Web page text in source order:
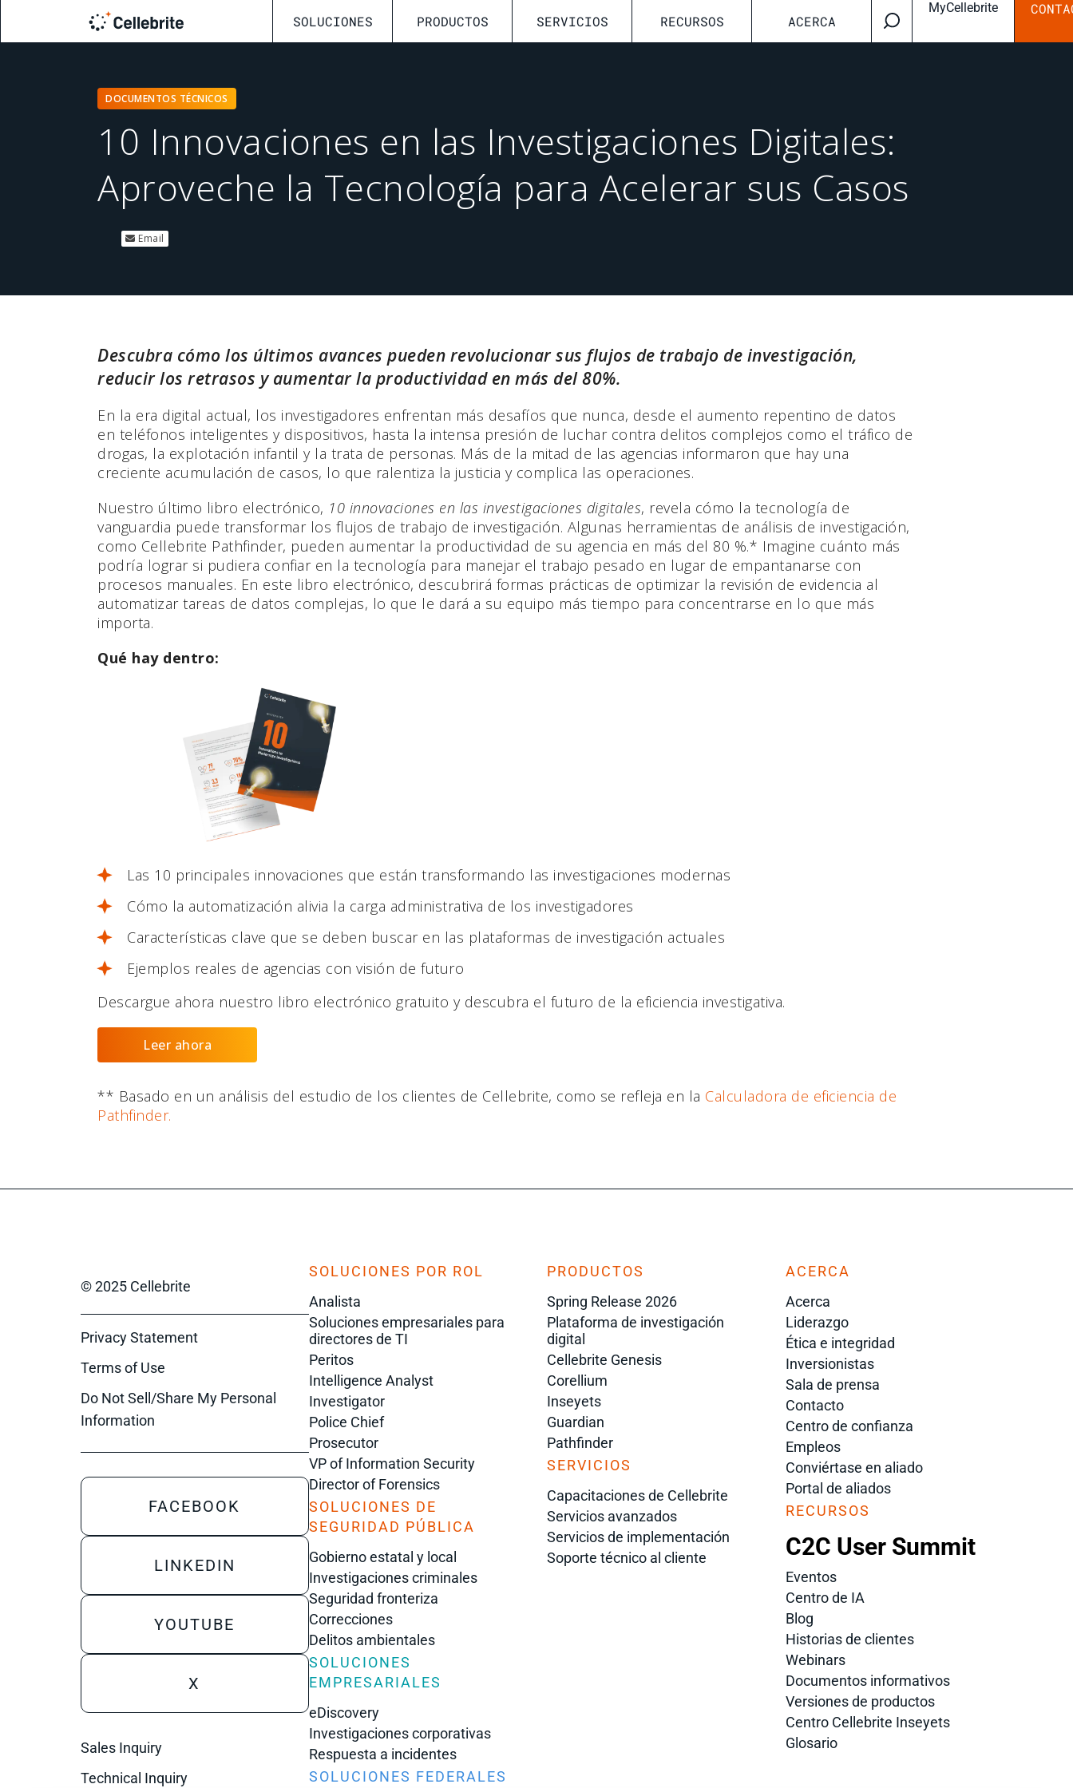
SOLUCIONES PRODUCTOS SERVICIOS RECURSOS ACERCA
MyCellebrite
DOCUMENTOS TÉCNICOS
10 Innovaciones en las Investigaciones Digitales:
Aproveche la Tecnología para Acelerar sus Casos
Email
Descubra cómo los últimos avances pueden revolucionar sus flujos de trabajo de investigación,
reducir los retrasos y aumentar la productividad en más del 80%.
En la era digital actual, los investigadores enfrentan más desafíos que nunca, desde el aumento repentino de datos
en teléfonos inteligentes y dispositivos, hasta la intensa presión de luchar contra delitos complejos como el tráfico de
drogas, la explotación infantil y la trata de personas. Más de la mitad de las agencias informaron que hay una
creciente acumulación de casos, lo que ralentiza la justicia y complica las operaciones.
Nuestro último libro electrónico, 10 innovaciones en las investigaciones digitales, revela cómo la tecnología de
vanguardia puede transformar los flujos de trabajo de investigación. Algunas herramientas de análisis de investigación,
como Cellebrite Pathfinder, pueden aumentar la productividad de su agencia en más del 80 %.* Imagine cuánto más
podría lograr si pudiera confiar en la tecnología para manejar el trabajo pesado en lugar de empantanarse con
procesos manuales. En este libro electrónico, descubrirá formas prácticas de optimizar la revisión de evidencia al
automatizar tareas de datos complejas, lo que le dará a su equipo más tiempo para concentrarse en lo que más
importa.
Qué hay dentro:
Las 10 principales innovaciones que están transformando las investigaciones modernas
Cómo la automatización alivia la carga administrativa de los investigadores
Características clave que se deben buscar en las plataformas de investigación actuales
Ejemplos reales de agencias con visión de futuro
Descargue ahora nuestro libro electrónico gratuito y descubra el futuro de la eficiencia investigativa.
Leer ahora
** Basado en un análisis del estudio de los clientes de Cellebrite, como se refleja en la Calculadora de eficiencia de
Pathfinder.
© 2025 Cellebrite
Privacy Statement
Terms of Use
Do Not Sell/Share My Personal
Information
FACEBOOK
LINKEDIN
YOUTUBE
X
Sales Inquiry
Technical Inquiry
SOLUCIONES POR ROL
Analista
Soluciones empresariales para
directores de TI
Peritos
Intelligence Analyst
Investigator
Police Chief
Prosecutor
VP of Information Security
Director of Forensics
SOLUCIONES DE
SEGURIDAD PÚBLICA
Gobierno estatal y local
Investigaciones criminales
Seguridad fronteriza
Correcciones
Delitos ambientales
SOLUCIONES
EMPRESARIALES
eDiscovery
Investigaciones corporativas
Respuesta a incidentes
SOLUCIONES FEDERALES
PRODUCTOS
Spring Release 2026
Plataforma de investigación
digital
Cellebrite Genesis
Corellium
Inseyets
Guardian
Pathfinder
SERVICIOS
Capacitaciones de Cellebrite
Servicios avanzados
Servicios de implementación
Soporte técnico al cliente
ACERCA
Acerca
Liderazgo
Ética e integridad
Inversionistas
Sala de prensa
Contacto
Centro de confianza
Empleos
Conviértase en aliado
Portal de aliados
RECURSOS
C2C User Summit
Eventos
Centro de IA
Blog
Historias de clientes
Webinars
Documentos informativos
Versiones de productos
Centro Cellebrite Inseyets
Glosario